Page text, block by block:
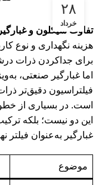
۲۸
خرداد
تفاوت سیکلون و غبارگیر
هزینه نگهداری و نوع
برای جداکردن ذرات
اما غبارگیر صنعتی،
فیلتراسیون دقیق‌تر
است. در بسیاری از
این دو نیست؛ بلکه
غبارگیر به‌عنوان فیلتر
موضوع